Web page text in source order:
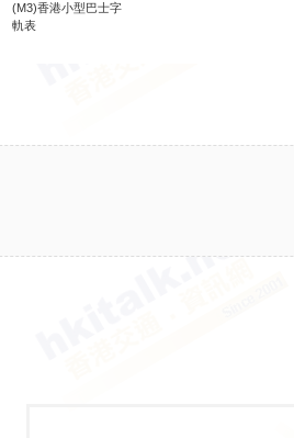
(M3)香港小型巴士字
軌表